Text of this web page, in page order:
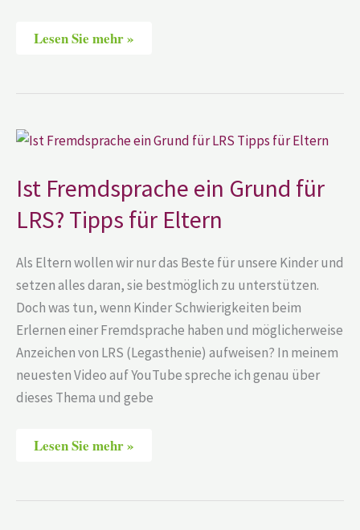
Lesen Sie mehr »
Ist Fremdsprache ein Grund für
LRS? Tipps für Eltern
Als Eltern wollen wir nur das Beste für unsere Kinder und
setzen alles daran, sie bestmöglich zu unterstützen.
Doch was tun, wenn Kinder Schwierigkeiten beim
Erlernen einer Fremdsprache haben und möglicherweise
Anzeichen von LRS (Legasthenie) aufweisen? In meinem
neuesten Video auf YouTube spreche ich genau über
dieses Thema und gebe
Ist
Fremdsprache
für
LRS?
Tipps
für
Lesen Sie mehr »